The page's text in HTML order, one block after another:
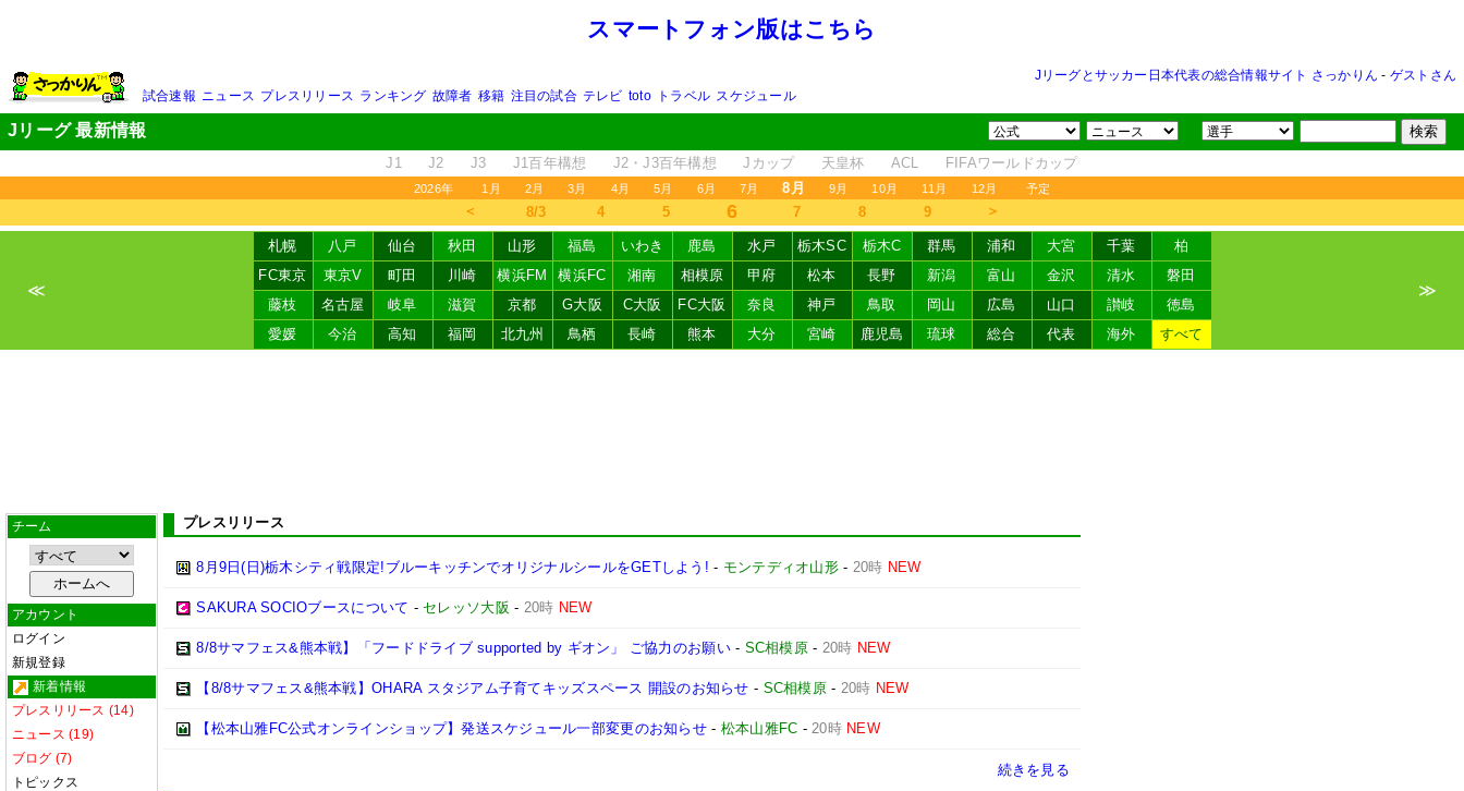
スマートフォン版はこちら
Jリーグとサッカー日本代表の総合情報サイト さっかりん - ゲストさん
試合速報 ニュース プレスリリース ランキング 故障者 移籍 注目の試合 テレビ toto トラベル スケジュール
Jリーグ 最新情報
J1 J2 J3 J1百年構想 J2・J3百年構想 Jカップ 天皇杯 ACL FIFAワールドカップ
2026年 1月 2月 3月 4月 5月 6月 7月 8月 9月 10月 11月 12月 予定
＜ 8/3 4 5 6 7 8 9 ＞
≪
札幌 八戸 仙台 秋田 山形 福島 いわき 鹿島 水戸 栃木SC 栃木C 群馬 浦和 大宮 千葉
柏
FC東京
東京V 町田 川崎 横浜FM 横浜FC 湘南 相模原 甲府 松本 長野 新潟 富山 金沢 清水
磐田
藤枝
名古屋 岐阜 滋賀 京都 G大阪 C大阪 FC大阪 奈良 神戸 鳥取 岡山 広島 山口 讃岐
徳島
愛媛
今治 高知 福岡 北九州 鳥栖 長崎 熊本 大分 宮崎 鹿児島 琉球 総合 代表 海外 すべて
≫
チーム
アカウント
ログイン
新規登録
新着情報
プレスリリース (14)
ニュース (19)
ブログ (7)
トピックス
プレスリリース
8月9日(日)栃木シティ戦限定!ブルーキッチンでオリジナルシールをGETしよう! - モンテディオ山形- 20時 NEW
SAKURA SOCIOブースについて - セレッソ大阪 - 20時 NEW
8/8サマフェス&熊本戦】「フードドライブ supported by ギオン」 ご協力のお願い- SC相模原- 20時 NEW
【8/8サマフェス&熊本戦】OHARA スタジアム子育てキッズスペース 開設のお知らせ - SC相模原- 20時 NEW
【松本山雅FC公式オンラインショップ】発送スケジュール一部変更のお知らせ- 松本山雅FC -20時 NEW
続きを見る